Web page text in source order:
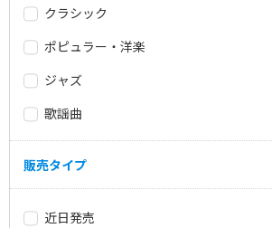
クラシック
ポピュラー・洋楽
ジャズ
歌謡曲
販売タイプ
近日発売